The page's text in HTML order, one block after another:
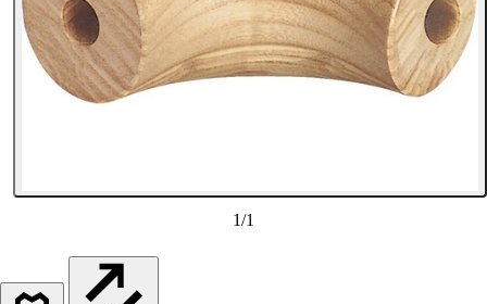
1/1